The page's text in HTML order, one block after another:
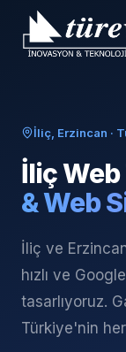
İliç, Erzincan ·
İliçWeb
& Web
İliç ve
hızlı ve
tasarlıyoruz.
Türkiye'nin